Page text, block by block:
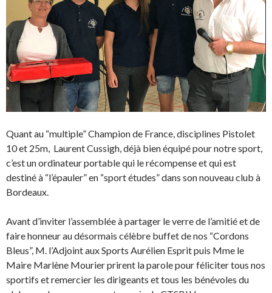
Quant au “multiple” Champion de France, disciplines Pistolet
10 et 25m, Laurent Cussigh, déjà bien équipé pour notre sport,
c’est un ordinateur portable qui le récompense et qui est
destiné à “l’épauler” en “sport études” dans son nouveau club à
Bordeaux.
Avant d’inviter l’assemblée à partager le verre de l’amitié et de
faire honneur au désormais célèbre buffet de nos “Cordons
Bleus”, M. l’Adjoint aux Sports Aurélien Esprit puis Mme le
Maire Marlène Mourier prirent la parole pour féliciter tous nos
sportifs et remercier les dirigeants et tous les bénévoles du